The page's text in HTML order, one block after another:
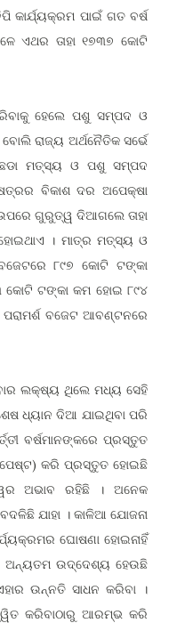
ପାଇଁ ଗତ ବର୍ଷ
ଏଥର ତାହା ୧୭୩୭ କୋଟି
ହେଲେ ପଶୁ ସମ୍ପଦ ଓ
ରାଜ୍ୟ ଅର୍ଥନୈତିକ ସର୍ଭେ
ଛଡା ମତ୍ସ୍ୟ ଓ ପଶୁ ସମ୍ପଦ
ବିକାଶ ଦର ଅପେକ୍ଷା
ଗୁରୁତ୍ୱ ଦିଆଗଲେ ତାହା
। ମାତ୍ର ମତ୍ସ୍ୟ ଓ
୮୯୭ କୋଟି ଟଙ୍କା
କୋଟି ଟଙ୍କା କମ ହୋଇ ୮୯୪
ବଜେଟ ଆବଣ୍ଟନରେ
ଲକ୍ଷ୍ୟ ଥିଲେ ମଧ୍ୟ ସେହି
ଧ୍ୟାନ ଦିଆ ଯାଇଥିବା ପରି
ବର୍ଷମାନଙ୍କରେ ପ୍ରସ୍ତୁତ
କରି ପ୍ରସ୍ତୁତ ହୋଇଛି
ଅଭାବ ରହିଛି । ଅନେକ
ଯାହା । କାଳିଆ ଯୋଜନା
ଘୋଷଣା ହୋଇନାହିଁ
ଅନ୍ୟତମ ଉଦ୍ଦେଶ୍ୟ ହେଉଛି
ଉନ୍ନତି ସାଧନ କରିବା ।
କରିବାଠାରୁ ଆରମ୍ଭ କରି